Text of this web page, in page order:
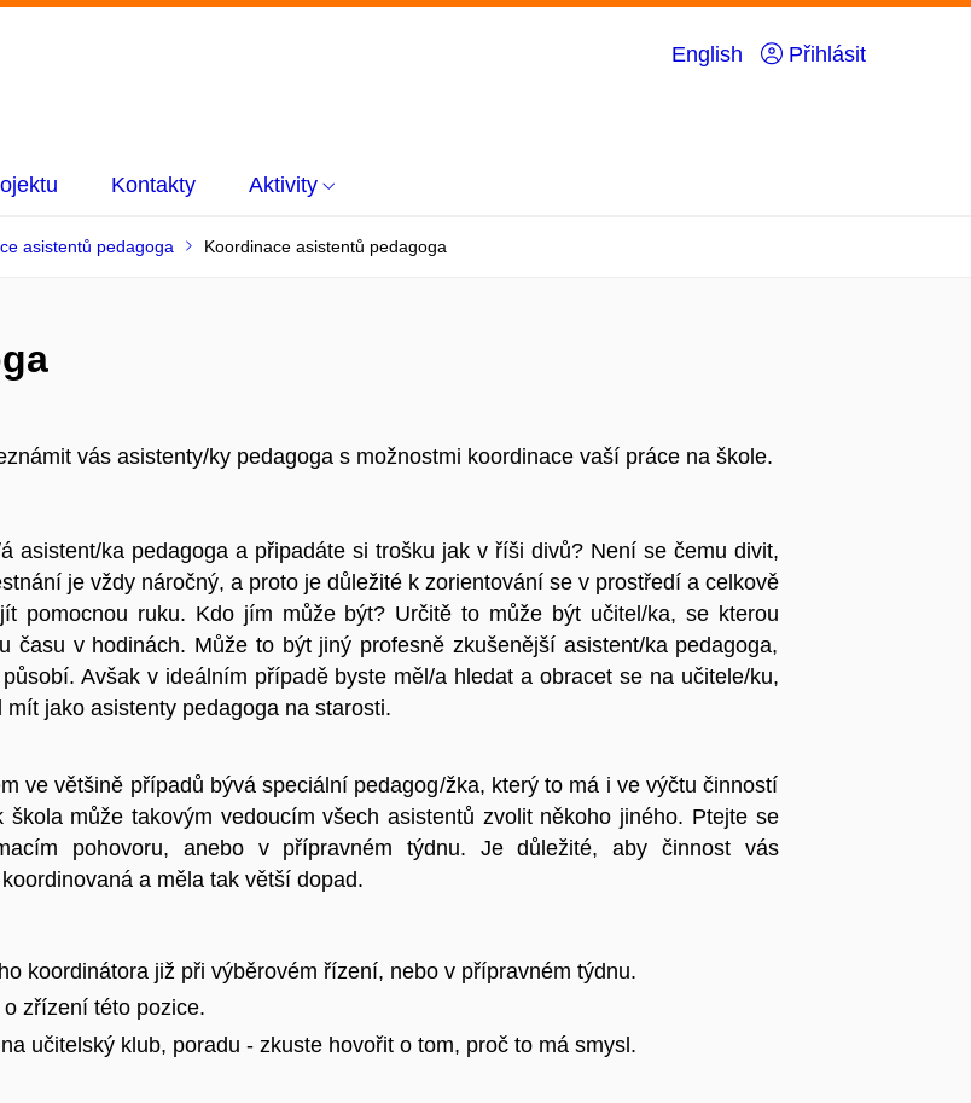
English Přihlásit
Kontakty Aktivity
asistentů pedagoga Koordinace asistentů pedagoga
vás asistenty/ky pedagoga s možnostmi koordinace vaší práce na škole.
asistent/ka pedagoga a připadáte si trošku jak v říši divů? Není se čemu divit,
je vždy náročný, a proto je důležité k zorientování se v prostředí a celkově
pomocnou ruku. Kdo jím může být? Určitě to může být učitel/ka, se kterou
času v hodinách. Může to být jiný profesně zkušenější asistent/ka pedagoga,
Avšak v ideálním případě byste měl/a hledat a obracet se na učitele/ku,
jako asistenty pedagoga na starosti.
ve většině případů bývá speciální pedagog/žka, který to má i ve výčtu činností
škola může takovým vedoucím všech asistentů zvolit někoho jiného. Ptejte se
pohovoru, anebo v přípravném týdnu. Je důležité, aby činnost vás
a měla tak větší dopad.
koordinátora již při výběrovém řízení, nebo v přípravném týdnu.
zřízení této pozice.
učitelský klub, poradu - zkuste hovořit o tom, proč to má smysl.